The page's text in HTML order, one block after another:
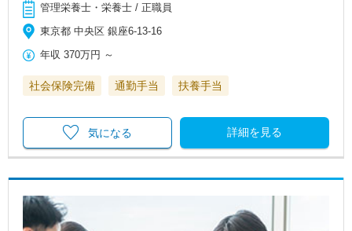
管理栄養士・栄養士 / 正職員
東京都 中央区 銀座6-13-16
年収 370万円 ～
社会保険完備 通勤手当 扶養手当
詳細を見る
気になる